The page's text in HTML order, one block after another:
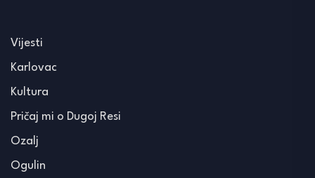
Vijesti
Karlovac
Kultura
Pričaj mi o Dugoj Resi
Ozalj
Ogulin